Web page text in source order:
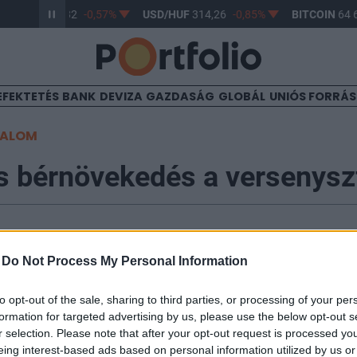
Do Not Process My Personal Information
opt-out of the sale, sharing to third parties, or processing of your
for targeted advertising by us, please use the below opt-out
selection. Please note that after your opt-out request is processed
interest-based ads based on personal information utilized by us
363,32 -0,57% USD/HUF314,26 -0,85% BITCOIN64
BANK DEVIZA GAZDASÁG GLOBÁL UNIÓS
bérnövekedés a
A KSH adatai szerint a versenyszférában a
mint egy évvel korábban. A költségvetési
mérsékeltebb, 6.4%-os volt. Az első